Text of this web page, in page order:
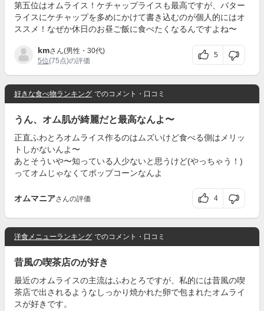
第五位はオムライス！ケチャップライスも最高ですが、バター
ライスにケチャップを多めにかけて書き込むのが個人的にはオ
ススメ！なぜか休日のお昼ご飯に食べたくなるんですよね〜
kmさん(男性・30代)
5位(75点)の評価
5
好きな食べ物ランキング でのコメント・口コミ
うん、オム肌が綺麗だと最高なんよ〜
正直ふわとろオムライス作るのはムズいけど食べる側はメリッ
トしかないんよ〜
あとそういや〜知っている人少ないと思うけど(やっちゃう！)
ってオムじゃなくてポップコーンなんよ
オムマニアさんの評価 4
洋食メニューランキング でのコメント・口コミ
昔風の喫茶店のが好き
最近のオムライスの主流はふわとろですが、私的には昔風の喫
茶店で出されるようなしっかり焼かれた卵で包まれたオムライ
スが好きです。